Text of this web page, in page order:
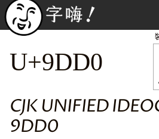
U+9DD0
CJK UNIFIED
9DD0